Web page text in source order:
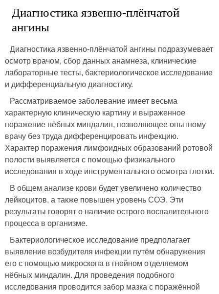
Диагностика язвенно-плёнчатой
ангины
Диагностика язвенно-плёнчатой ангины подразумевает
осмотр врачом, сбор данных анамнеза, клинические
лабораторные тесты, бактериологическое исследование
и дифференциальную диагностику.
Рассматриваемое заболевание имеет весьма
характерную клиническую картину и выраженное
поражение нёбных миндалин, позволяющее опытному
врачу без труда дифференцировать инфекцию.
Характер поражения лимфоидных образований ротовой
полости выявляется с помощью физикального
исследования в ходе инструментального осмотра глотки.
В общем анализе крови будет увеличено количество
лейкоцитов, а также повышен уровень СОЭ. Эти
результаты говорят о наличие острого воспалительного
процесса в организме.
Бактериологическое исследование предполагает
выявление возбудителя инфекции путём обнаружения
его с помощью микроскопа в гнойном отделяемом
нёбных миндалин. Для проведения подобного
исследования проводится забор мазка с поражённой